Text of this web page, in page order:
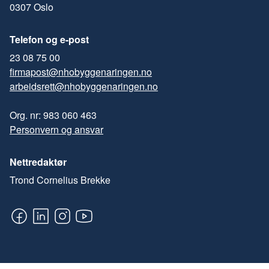
0307 Oslo
Telefon og e-post
23 08 75 00
firmapost@nhobyggenaringen.no
arbeidsrett@nhobyggenaringen.no
Org. nr: 983 060 463
Personvern og ansvar
Nettredaktør
Trond Cornelius Brekke